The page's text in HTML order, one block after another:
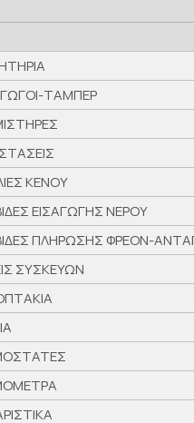
ΤΑΜΠΕΡ
ΚΕΝΟΥ
ΕΙΣΑΓΩΓΗΣ ΝΕΡΟΥ
ΠΛΗΡΩΣΗΣ ΦΡΕΟΝ-
ΣΥΣΚΕΥΩΝ